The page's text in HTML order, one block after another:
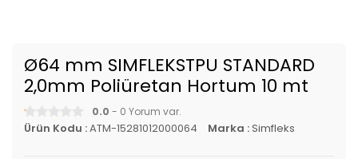
Ø64 mm SIMFLEKSTPU STANDARD
2,0mm Poliüretan Hortum 10 mt
0.0 - 0 Yorum var.
Ürün Kodu :ATM-15281012000064 Marka :Simfleks